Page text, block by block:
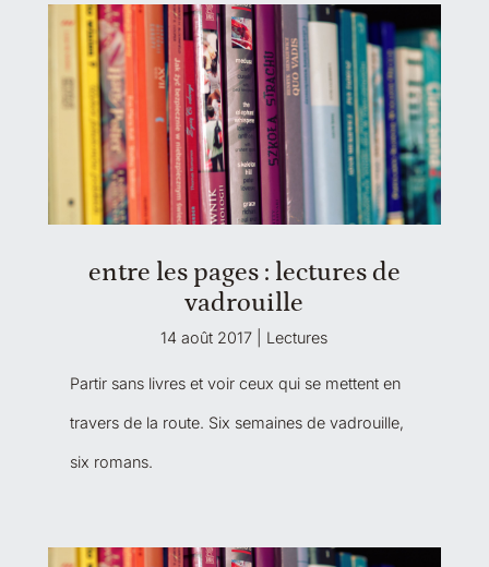
entre les pages : lectures de
vadrouille
14 août 2017 Lectures
Partir sans livres et voir ceux qui se mettent en
travers de la route. Six semaines de vadrouille,
six romans.